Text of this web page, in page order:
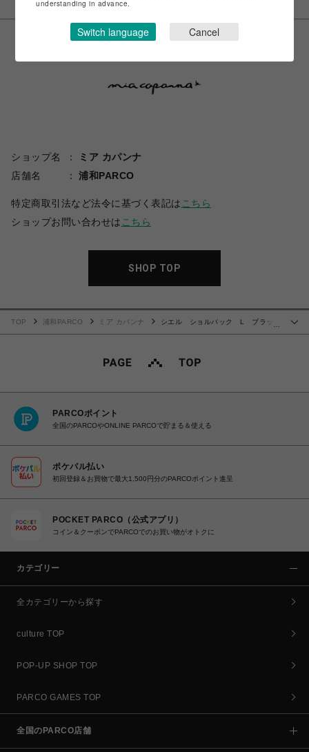
ショップ名
ミア カパンナ
店舗名
浦和PARCO
特定商取引法など法令に基づく表記は こちら
ショップお問い合わせは こちら
SHOP TOP
…
TOP 浦和PARCO ミア カパンナ
シエル ショルパック L ブラッ
PARCOポイント
全国のPARCOやONLINE PARCOで貯まる＆使える
ポケパル払い
初回登録＆お買物で最大1,500円分のPARCOポイント進呈
POCKET PARCO（公式アプリ）
コイン＆クーポンでPARCOでのお買い物がオトクに
カテゴリー
全カテゴリーから探す
culture TOP
POP-UP SHOP TOP
PARCO GAMES TOP
全国のPARCO店舗
understanding in advance.
Switch language Cancel